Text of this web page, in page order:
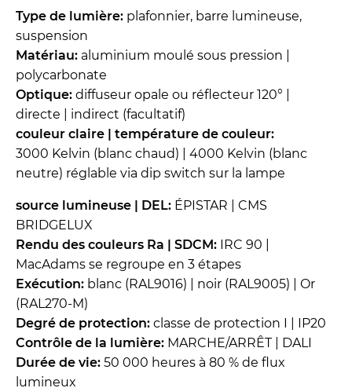
Type de lumière: plafonnier, barre lumineuse,
suspension
Matériau: aluminium moulé sous pression |
polycarbonate
Optique: diffuseur opale ou réflecteur 120° |
directe | indirect (facultatif)
couleur claire | température de couleur:
3000 Kelvin (blanc chaud) | 4000 Kelvin (blanc
neutre) réglable via dip switch sur la lampe
source lumineuse | DEL: ÉPISTAR | CMS
BRIDGELUX
Rendu des couleurs Ra | SDCM: IRC 90 |
MacAdams se regroupe en 3 étapes
Exécution: blanc (RAL9016) | noir (RAL9005) | Or
(RAL270-M)
Degré de protection: classe de protection I | IP20
Contrôle de la lumière: MARCHE/ARRÊT | DALI
Durée de vie: 50 000 heures à 80 % de flux
lumineux